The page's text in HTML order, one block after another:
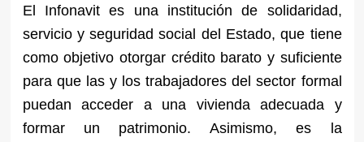
El Infonavit es una institución de solidaridad,
servicio y seguridad social del Estado, que tiene
como objetivo otorgar crédito barato y suficiente
para que las y los trabajadores del sector formal
puedan acceder a una vivienda adecuada y
formar un patrimonio. Asimismo, es la